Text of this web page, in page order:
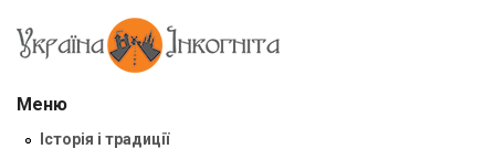
Меню
Історія і традиції